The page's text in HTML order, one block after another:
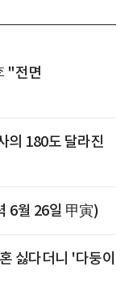
"전면
의 180도 달라진
6월 26일 甲寅)
싫다더니 '다둥이